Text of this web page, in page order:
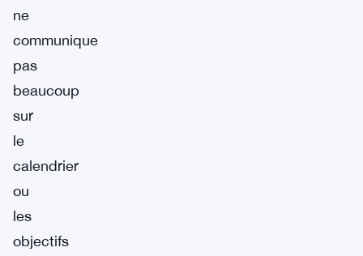
ne
communique
pas
beaucoup
sur
le
calendrier
ou
les
objectifs